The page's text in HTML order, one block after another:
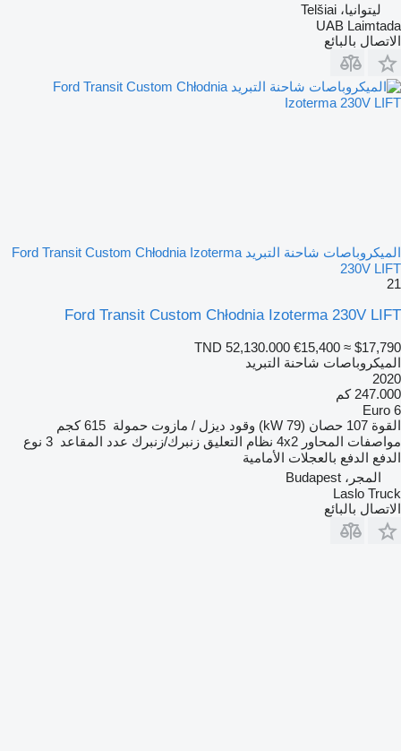
ليتوانيا، Telšiai
UAB Laimtada
الاتصال بالبائع
الميكروباصات شاحنة التبريد Ford Transit Custom Chłodnia Izoterma
230V LIFT
21
Ford Transit Custom Chłodnia Izoterma 230V LIFT
TND 52,130.000 €15,400 ≈ $17,790
الميكروباصات شاحنة التبريد
2020
247.000 كم
Euro 6
القوة 107 حصان (79 kW) وقود ديزل / مازوت حمولة 615 كجم
مواصفات المحاور 4x2 نظام التعليق زنبرك/زنبرك عدد المقاعد 3 نوع
الدفع الدفع بالعجلات الأمامية
المجر، Budapest
Laslo Truck
الاتصال بالبائع